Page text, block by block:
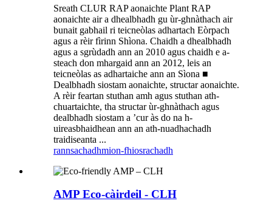
Sreath CLUR RAP aonaichte Plant RAP
aonaichte air a dhealbhadh gu ùr-ghnàthach air
bunait gabhail ri teicneòlas adhartach Eòrpach
agus a rèir fìrinn Shìona. Chaidh a dhealbhadh
agus a sgrùdadh ann an 2010 agus chaidh e a-
steach don mhargaid ann an 2012, leis an
teicneòlas as adhartaiche ann an Sìona ■
Dealbhadh siostam aonaichte, structar aonaichte.
A rèir feartan stuthan amh agus stuthan ath-
chuartaichte, tha structar ùr-ghnàthach agus
dealbhadh siostam a ’cur às do na h-
uireasbhaidhean ann an ath-nuadhachadh
traidiseanta ...
rannsachadhmion-fhiosrachadh
AMP Eco-càirdeil - CLH